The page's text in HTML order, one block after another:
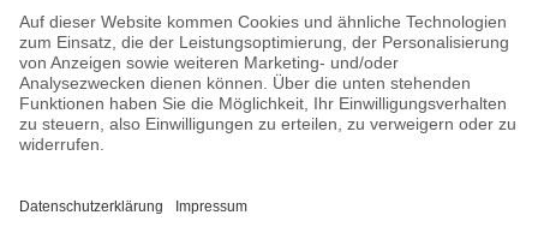
Kostenlose Beratung vor und nach
dem Kauf!
Juristisch betreut